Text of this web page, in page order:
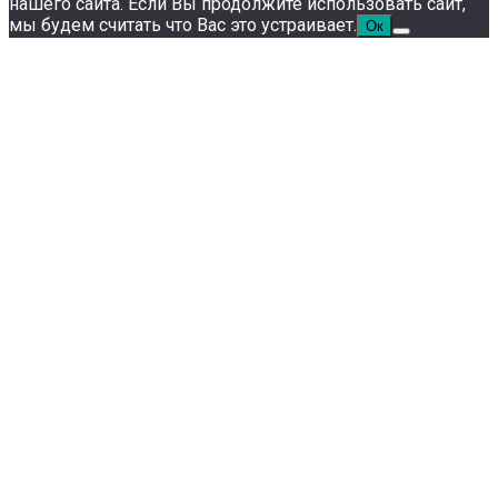
мы будем считать что Вас это устраивает. Ок